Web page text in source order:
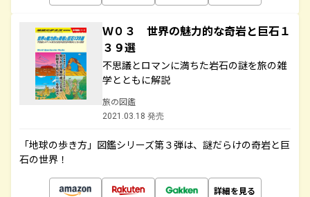
Ｗ０３ 世界の魅力的な奇岩と巨石１
３９選
不思議とロマンに満ちた岩石の謎を旅の雑
学とともに解説
旅の図鑑
2021.03.18 発売
「地球の歩き方」図鑑シリーズ第３弾は、謎だらけの奇岩と巨
石の世界！
詳細を見る